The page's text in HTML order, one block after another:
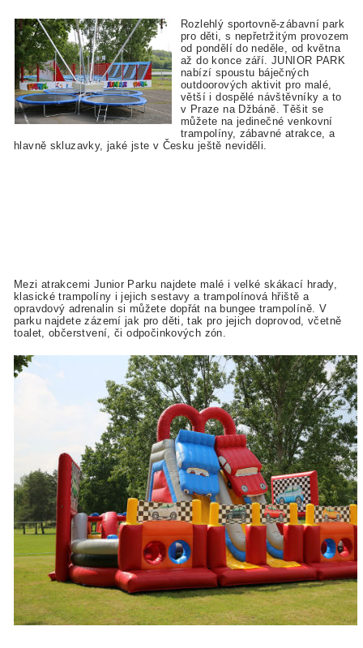
Rozlehlý sportovně-zábavní park
pro děti, s nepřetržitým provozem
od pondělí do neděle, od května
až do konce září. JUNIOR PARK
nabízí spoustu báječných
outdoorových aktivit pro malé,
větší i dospělé návštěvníky a to
v Praze na Džbáně. Těšit se
můžete na jedinečné venkovní
trampolíny, zábavné atrakce, a
hlavně skluzavky, jaké jste v Česku ještě neviděli.
Mezi atrakcemi Junior Parku najdete malé i velké skákací hrady,
klasické trampolíny i jejich sestavy a trampolínová hřiště a
opravdový adrenalin si můžete dopřát na bungee trampolíně. V
parku najdete zázemí jak pro děti, tak pro jejich doprovod, včetně
toalet, občerstvení, či odpočinkových zón.